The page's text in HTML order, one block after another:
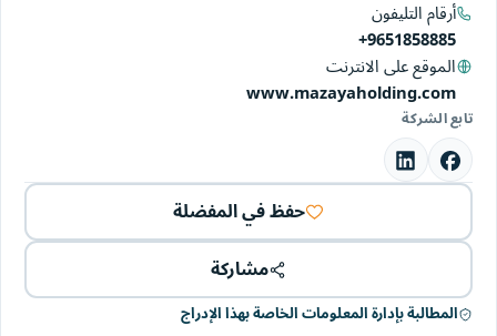
أرقام التليفون
+9651858885
الموقع على الانترنت
www.mazayaholding.com
تابع الشركة
حفظ في المفضلة
مشاركة
المطالبة بإدارة المعلومات الخاصة بهذا الإدراج